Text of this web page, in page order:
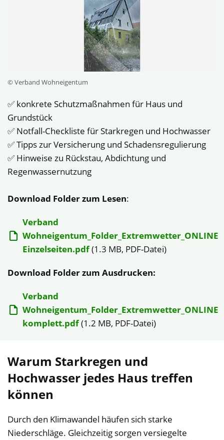
© Verband Wohneigentum
✅ konkrete Schutzmaßnahmen für Haus und
Grundstück
✅ Notfall-Checkliste für Starkregen und Hochwasser
✅ Tipps zur Versicherung und Schadensregulierung
✅ Hinweise zu Rückstau, Abdichtung und
Regenwassernutzung
Download Folder zum Lesen:
Verband
Wohneigentum_Folder_Extremwetter_ONLINE
Einzelseiten.pdf(1.3 MB, PDF-Datei)
Download Folder zum Ausdrucken:
Verband
Wohneigentum_Folder_Extremwetter_ONLINE
komplett.pdf(1.2 MB, PDF-Datei)
Warum Starkregen und
Hochwasser jedes Haus treffen
können
Durch den Klimawandel häufen sich starke
Niederschläge. Gleichzeitig sorgen versiegelte